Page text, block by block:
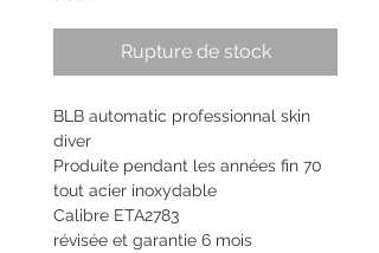
Rupture de stock
BLB automatic professionnal skin
diver
Produite pendant les années fin 70
tout acier inoxydable
Calibre ETA2783
révisée et garantie 6 mois